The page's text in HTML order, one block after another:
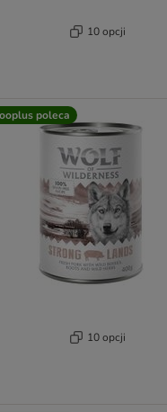
10 opcji
poleca
10 opcji